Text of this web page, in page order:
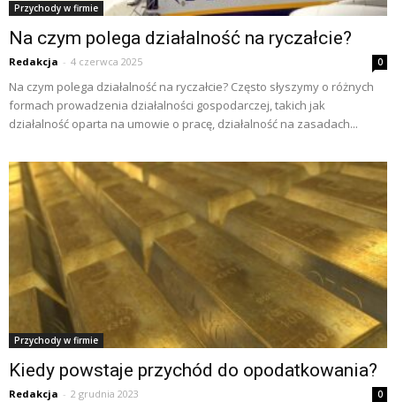
Przychody w firmie
Na czym polega działalność na ryczałcie?
Redakcja - 4 czerwca 2025 0
Na czym polega działalność na ryczałcie? Często słyszymy o różnych
formach prowadzenia działalności gospodarczej, takich jak
działalność oparta na umowie o pracę, działalność na zasadach...
Przychody w firmie
Kiedy powstaje przychód do opodatkowania?
Redakcja - 2 grudnia 2023 0